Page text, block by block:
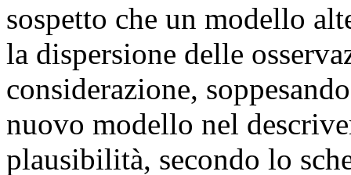
sospetto che un modello
la dispersione delle
considerazione,
nuovo modello nel
plausibilità, secondo lo